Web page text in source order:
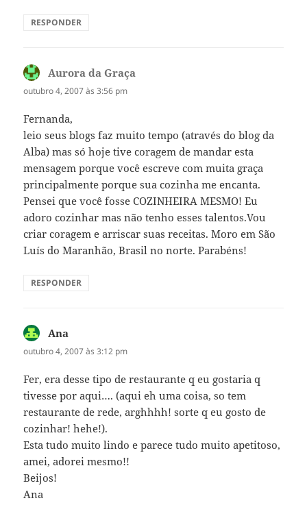
RESPONDER
Aurora da Graça
outubro 4, 2007 às 3:56 pm
Fernanda,
leio seus blogs faz muito tempo (através do blog da
Alba) mas só hoje tive coragem de mandar esta
mensagem porque você escreve com muita graça
principalmente porque sua cozinha me encanta.
Pensei que você fosse COZINHEIRA MESMO! Eu
adoro cozinhar mas não tenho esses talentos.Vou
criar coragem e arriscar suas receitas. Moro em São
Luís do Maranhão, Brasil no norte. Parabéns!
RESPONDER
Ana
outubro 4, 2007 às 3:12 pm
Fer, era desse tipo de restaurante q eu gostaria q
tivesse por aqui…. (aqui eh uma coisa, so tem
restaurante de rede, arghhhh! sorte q eu gosto de
cozinhar! hehe!).
Esta tudo muito lindo e parece tudo muito apetitoso,
amei, adorei mesmo!!
Beijos!
Ana